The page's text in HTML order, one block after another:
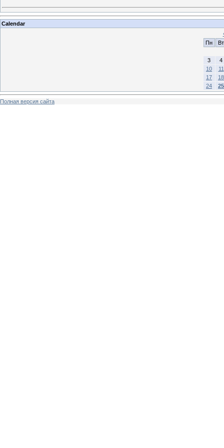
Calendar
Пн
Вт
3
4
10
11
17
18
24
25
Полная версия сайта